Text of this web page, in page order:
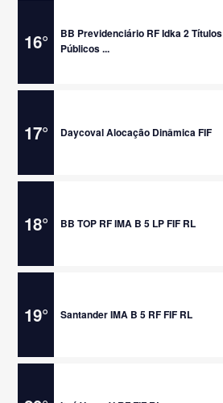
16°
BB Previdenciário RF Idka 2 Títulos
Públicos ...
17° Daycoval Alocação Dinâmica FIF
18° BB TOP RF IMA B 5 LP FIF RL
19° Santander IMA B 5 RF FIF RL